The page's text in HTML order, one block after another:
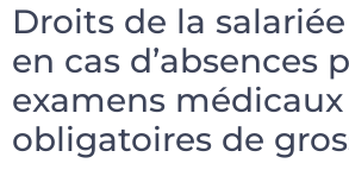
Droits de la
en cas d’absences
examens médicaux
obligatoires de